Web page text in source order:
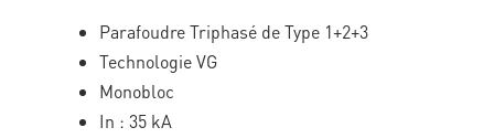
Parafoudre Triphasé de Type 1+2+3
Technologie VG
Monobloc
In : 35 kA